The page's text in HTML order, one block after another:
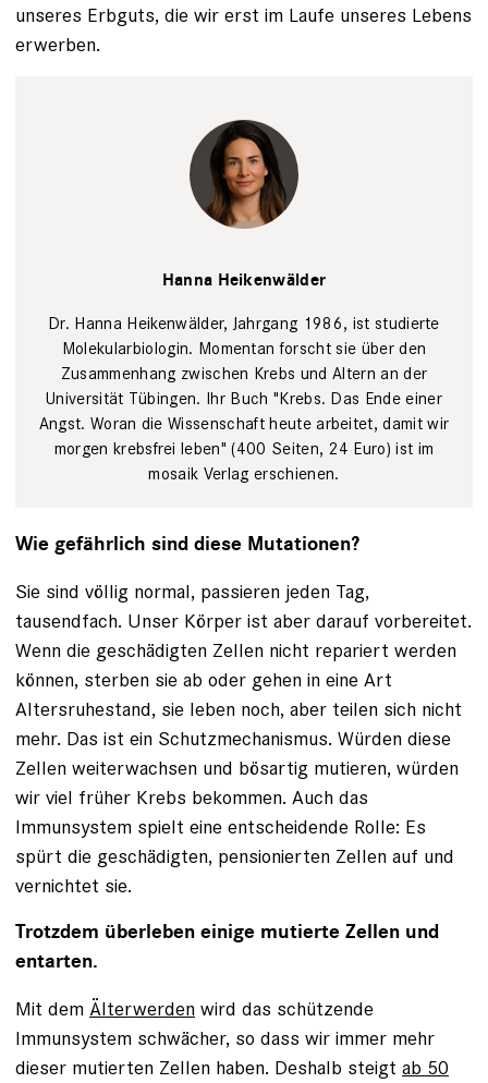
unseres Erbguts, die wir erst im Laufe unseres Lebens
erwerben.
Rößler
Hanna Heikenwälder
Dr. Hanna Heikenwälder, Jahrgang 1986, ist studierte
Molekularbiologin. Momentan forscht sie über den
Zusammenhang zwischen Krebs und Altern an der
Universität Tübingen. Ihr Buch "Krebs. Das Ende einer
Angst. Woran die Wissenschaft heute arbeitet, damit wir
morgen krebsfrei leben" (400 Seiten, 24 Euro) ist im
mosaik Verlag erschienen.
Wie gefährlich sind diese Mutationen?
Sie sind völlig normal, passieren jeden Tag,
tausendfach. Unser Körper ist aber darauf vorbereitet.
Wenn die geschädigten Zellen nicht repariert werden
können, sterben sie ab oder gehen in eine Art
Altersruhestand, sie leben noch, aber teilen sich nicht
mehr. Das ist ein Schutzmechanismus. Würden diese
Zellen weiterwachsen und bösartig mutieren, würden
wir viel früher Krebs bekommen. Auch das
Immunsystem spielt eine entscheidende Rolle: Es
spürt die geschädigten, pensionierten Zellen auf und
vernichtet sie.
Trotzdem überleben einige mutierte Zellen und
entarten.
Mit dem Älterwerden wird das schützende
Immunsystem schwächer, so dass wir immer mehr
dieser mutierten Zellen haben. Deshalb steigt ab 50